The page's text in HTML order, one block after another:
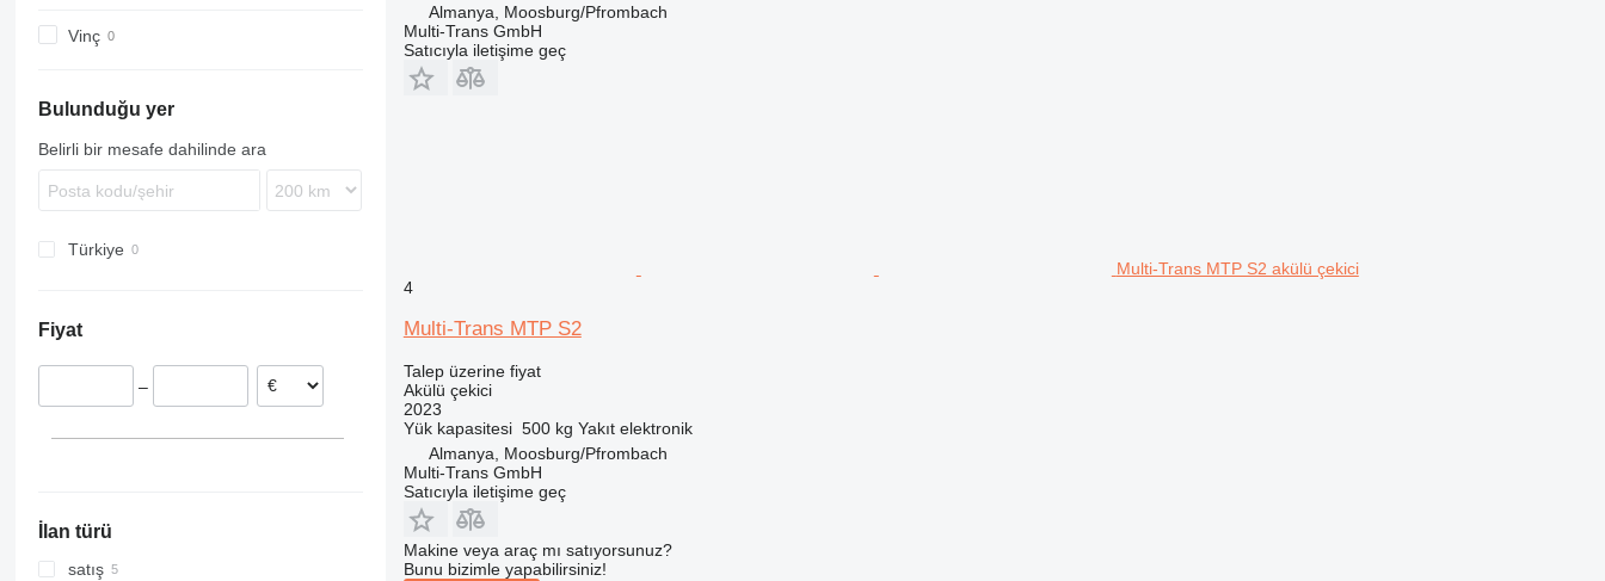
Vinç
Bulunduğu yer
Belirli bir mesafe dahilinde ara
Türkiye
Fiyat
–
İlan türü
satış
Almanya, Moosburg/Pfrombach
Multi-Trans GmbH
Satıcıyla iletişime geç
Multi-Trans MTP S2 akülü çekici
4
Multi-Trans MTP S2
Talep üzerine fiyat
Akülü çekici
2023
Yük kapasitesi 500 kg Yakıt elektronik
Almanya, Moosburg/Pfrombach
Multi-Trans GmbH
Satıcıyla iletişime geç
Makine veya araç mı satıyorsunuz?
Bunu bizimle yapabilirsiniz!